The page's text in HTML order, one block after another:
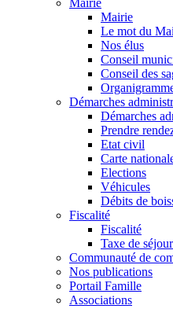
Mairie
Mairie
Le mot du
Nos élus
Conseil
Conseil des
Démarches
Démarches
Prendre
Etat civil
Carte
Elections
Véhicules
Débits de
Fiscalité
Fiscalité
Taxe de séjour
Communauté de
Nos publications
Portail Famille
Associations